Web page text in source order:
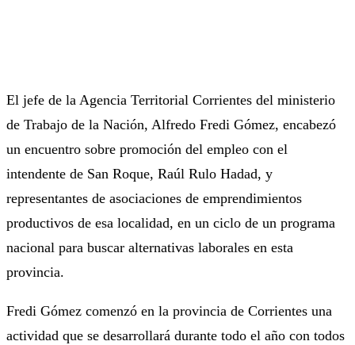
El jefe de la Agencia Territorial Corrientes del ministerio
de Trabajo de la Nación, Alfredo Fredi Gómez, encabezó
un encuentro sobre promoción del empleo con el
intendente de San Roque, Raúl Rulo Hadad, y
representantes de asociaciones de emprendimientos
productivos de esa localidad, en un ciclo de un programa
nacional para buscar alternativas laborales en esta
provincia.
Fredi Gómez comenzó en la provincia de Corrientes una
actividad que se desarrollará durante todo el año con todos